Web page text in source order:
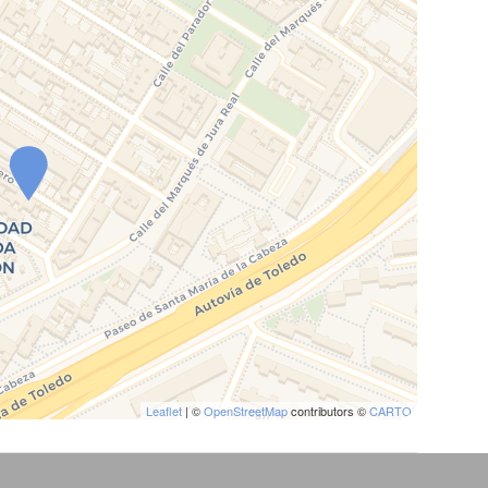
Leaflet | ©OpenStreetMapcontributors ©CARTO